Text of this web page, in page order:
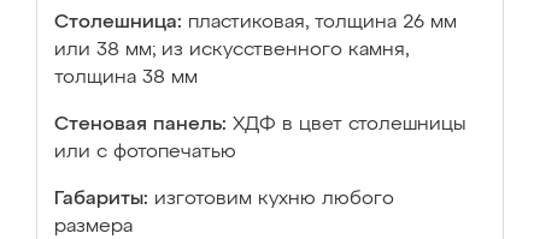
Столешница: пластиковая, толщина 26 мм
или 38 мм; из искусственного камня,
толщина 38 мм
Стеновая панель: ХДФ в цвет столешницы
или с фотопечатью
Габариты: изготовим кухню любого
размера